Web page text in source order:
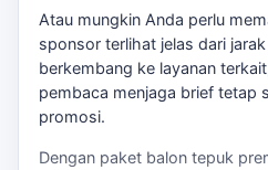
Atau mungkin Anda perlu
sponsor terlihat jelas dari
berkembang ke layanan
pembaca menjaga brief tetap
promosi.
Dengan paket balon tepuk